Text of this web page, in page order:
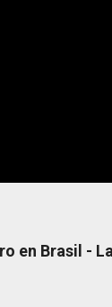
en Brasil -